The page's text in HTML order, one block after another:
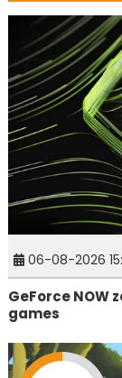
06-08-2026
GeForce NOW
games